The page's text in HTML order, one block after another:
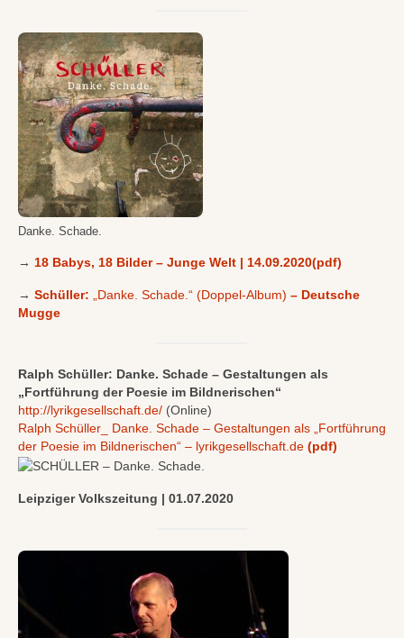
Danke. Schade.
→ 18 Babys, 18 Bilder – Junge Welt | 14.09.2020(pdf)
→ Schüller: „Danke. Schade.“ (Doppel-Album) – Deutsche
Mugge
Ralph Schüller: Danke. Schade – Gestaltungen als
„Fortführung der Poesie im Bildnerischen“
http://lyrikgesellschaft.de/ (Online)
Ralph Schüller_ Danke. Schade – Gestaltungen als „Fortführung
der Poesie im Bildnerischen“ – lyrikgesellschaft.de (pdf)
Leipziger Volkszeitung | 01.07.2020